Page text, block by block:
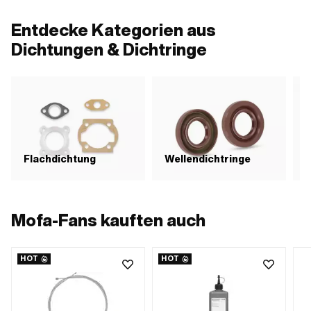
Standard
Entdecke Kategorien aus
Dichtungen & Dichtringe
Flachdichtung Wellendichtringe
Mofa-Fans kauften auch
HOT HOT